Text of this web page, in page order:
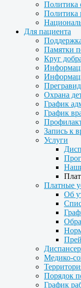
Политика
Политика
Для пациента
Памятки
Круг
Охрана
График
График
Запись к
Услуги
Платные
Об
Медико-
Порядок
График